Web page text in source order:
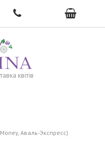
квітів
Аваль-Экспресс)